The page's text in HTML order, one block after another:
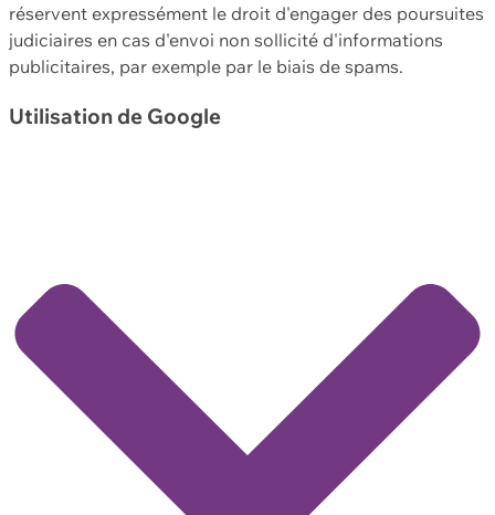
réservent expressément le droit d'engager des poursuites
judiciaires en cas d'envoi non sollicité d'informations
publicitaires, par exemple par le biais de spams.
Utilisation de Google